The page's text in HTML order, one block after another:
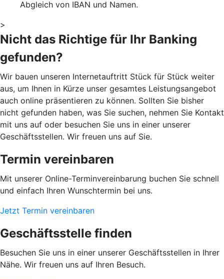
Abgleich von IBAN und Namen.
>
Nicht das Richtige für Ihr Banking
gefunden?
Wir bauen unseren Internetauftritt Stück für Stück weiter
aus, um Ihnen in Kürze unser gesamtes Leistungsangebot
auch online präsentieren zu können. Sollten Sie bisher
nicht gefunden haben, was Sie suchen, nehmen Sie Kontakt
mit uns auf oder besuchen Sie uns in einer unserer
Geschäftsstellen. Wir freuen uns auf Sie.
Termin vereinbaren
Mit unserer Online-Terminvereinbarung buchen Sie schnell
und einfach Ihren Wunschtermin bei uns.
Jetzt Termin vereinbaren
Geschäftsstelle finden
Besuchen Sie uns in einer unserer Geschäftsstellen in Ihrer
Nähe. Wir freuen uns auf Ihren Besuch.